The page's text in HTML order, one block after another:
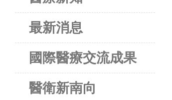
最新消息
國際醫療交流成果
醫衛新南向